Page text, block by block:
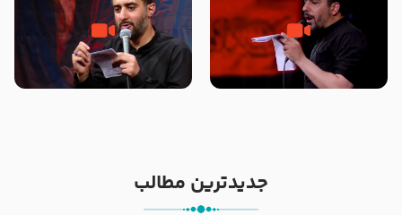
تک ، عبّاس، صاحب دل‌هاست –
حاج حنیف طاهری – عزاداری شب
من غلام نوکراتم من عاشق کربلاتم
– شور زمینه – شب هفتم – محرم
جدیدترین مطالب